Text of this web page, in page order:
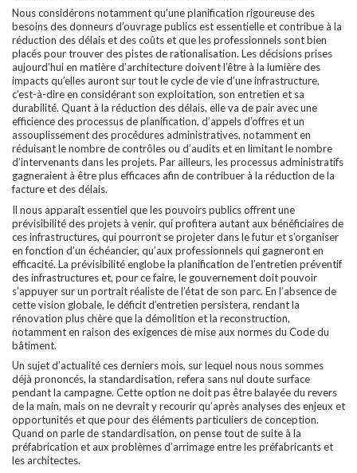
Nous considérons notamment qu’une planification rigoureuse des
besoins des donneurs d’ouvrage publics est essentielle et contribue à la
réduction des délais et des coûts et que les professionnels sont bien
placés pour trouver des pistes de rationalisation. Les décisions prises
aujourd’hui en matière d’architecture doivent l’être à la lumière des
impacts qu’elles auront sur tout le cycle de vie d’une infrastructure,
c’est-à-dire en considérant son exploitation, son entretien et sa
durabilité. Quant à la réduction des délais, elle va de pair avec une
efficience des processus de planification, d’appels d’offres et un
assouplissement des procédures administratives, notamment en
réduisant le nombre de contrôles ou d’audits et en limitant le nombre
d’intervenants dans les projets. Par ailleurs, les processus administratifs
gagneraient à être plus efficaces afin de contribuer à la réduction de la
facture et des délais.
Il nous apparaît essentiel que les pouvoirs publics offrent une
prévisibilité des projets à venir, qui profitera autant aux bénéficiaires de
ces infrastructures, qui pourront se projeter dans le futur et s’organiser
en fonction d’un échéancier, qu’aux professionnels qui gagneront en
efficacité. La prévisibilité englobe la planification de l’entretien préventif
des infrastructures et, pour ce faire, le gouvernement doit pouvoir
s’appuyer sur un portrait réaliste de l’état de son parc. En l’absence de
cette vision globale, le déficit d’entretien persistera, rendant la
rénovation plus chère que la démolition et la reconstruction,
notamment en raison des exigences de mise aux normes du Code du
bâtiment.
Un sujet d’actualité ces derniers mois, sur lequel nous nous sommes
déjà prononcés, la standardisation, refera sans nul doute surface
pendant la campagne. Cette option ne doit pas être balayée du revers
de la main, mais on ne devrait y recourir qu’après analyses des enjeux et
opportunités et que pour des éléments particuliers de conception.
Quand on parle de standardisation, on pense tout de suite à la
préfabrication et aux problèmes d’arrimage entre les préfabricants et
les architectes.